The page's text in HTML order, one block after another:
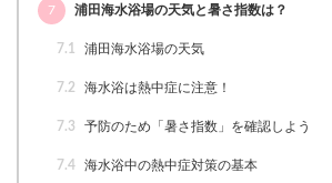
7 浦田海水浴場の天気と暑さ指数は？
7.1 浦田海水浴場の天気
7.2 海水浴は熱中症に注意！
7.3 予防のため「暑さ指数」を確認しよう
7.4 海水浴中の熱中症対策の基本